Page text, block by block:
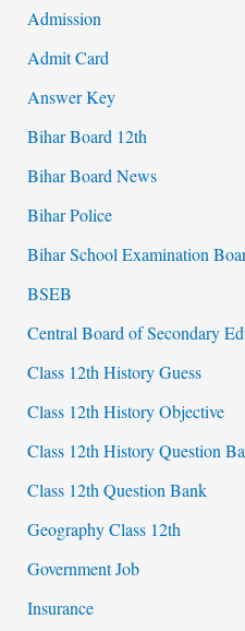
Admission
Admit Card
Answer Key
Bihar Board 12th
Bihar Board News
Bihar Police
Bihar School Examination
BSEB
Central Board of Secondary
Class 12th History Guess
Class 12th History Objective
Class 12th History Question
Class 12th Question Bank
Geography Class 12th
Government Job
Insurance